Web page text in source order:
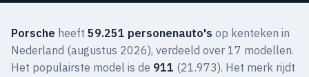
Porsche heeft 59.251 personenauto's op kenteken in
Nederland (augustus 2026), verdeeld over 17 modellen.
Het populairste model is de 911 (21.973). Het merk rijdt